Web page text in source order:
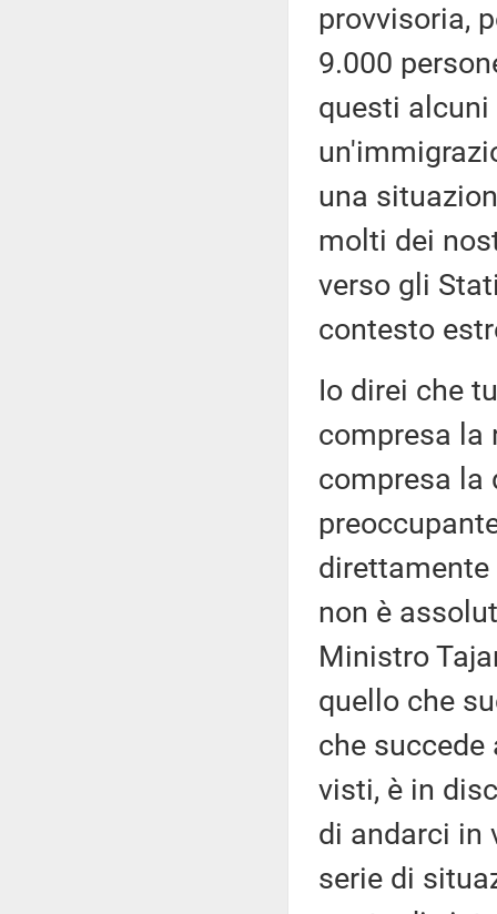
provvisoria,
9.000
questi
una
molti dei
verso gli
contesto
Io direi che
compresa la
compresa la
non è
Ministro
quello che
che
visti, è in
di andarci in
serie di